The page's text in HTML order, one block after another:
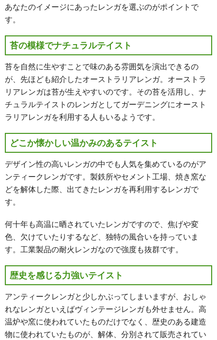
あなたのイメージにあったレンガを選ぶのがポイントで
す。
苔の模様でナチュラルテイスト
苔を自然に生やすことで味のある雰囲気を演出できるの
が、先ほども紹介したオーストラリアレンガ。オーストラ
リアレンガは苔が生えやすいのです。その苔を活用し、ナ
チュラルテイストのレンガとしてガーデニングにオースト
ラリアレンガを利用する人もいるようです。
どこか懐かしい温かみのあるテイスト
デザイン性の高いレンガの中でも人気を集めているのがア
ンティークレンガです。製鉄所やセメント工場、焼き窯な
どを解体した際、出てきたレンガを再利用するレンガで
す。
何十年も高温に晒されていたレンガですので、焦げや変
色、欠けていたりするなど、独特の風合いを持っていま
す。工業製品の耐火レンガなので強度も抜群です。
歴史を感じる力強いテイスト
アンティークレンガと少しかぶってしまいますが、おしゃ
れなレンガといえばヴィンテージレンガも外せません。高
温炉や窯に使われていたものだけでなく、歴史のある建造
物に使われていたものが、解体、分別されて販売されてい